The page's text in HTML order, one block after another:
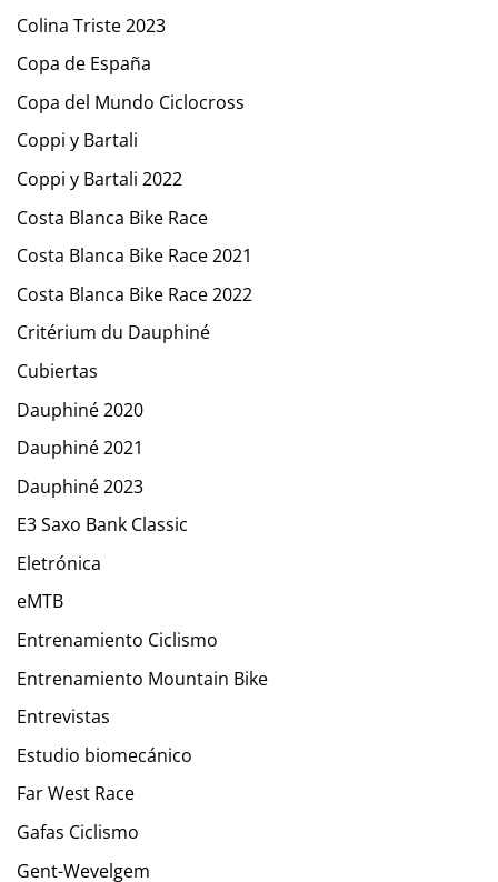
Colina Triste 2023
Copa de España
Copa del Mundo Ciclocross
Coppi y Bartali
Coppi y Bartali 2022
Costa Blanca Bike Race
Costa Blanca Bike Race 2021
Costa Blanca Bike Race 2022
Critérium du Dauphiné
Cubiertas
Dauphiné 2020
Dauphiné 2021
Dauphiné 2023
E3 Saxo Bank Classic
Eletrónica
eMTB
Entrenamiento Ciclismo
Entrenamiento Mountain Bike
Entrevistas
Estudio biomecánico
Far West Race
Gafas Ciclismo
Gent-Wevelgem